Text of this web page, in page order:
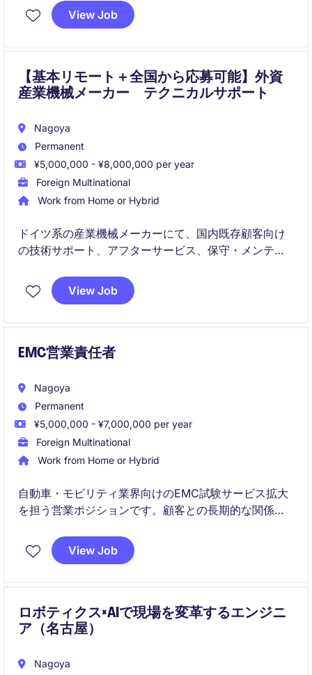
単なる保守ではなく、「この人がいないと回らない」
技術的ハブとして活躍いただきます。
View Job
【基本リモート＋全国から応募可能】外資
産業機械メーカー テクニカルサポート
Nagoya
Permanent
¥5,000,000 - ¥8,000,000 per year
Foreign Multinational
Work from Home or Hybrid
ドイツ系の産業機械メーカーにて、国内既存顧客向け
の技術サポート、アフターサービス、保守・メンテナ
す。
産業機械・設備に関する知見を活かしながら、顧客対
きます。
View Job
EMC営業責任者
Nagoya
Permanent
¥5,000,000 - ¥7,000,000 per year
Foreign Multinational
Work from Home or Hybrid
自動車・モビリティ業界向けのEMC試験サービス拡大
を担う営業ポジションです。顧客との長期的な関係構
ます。
View Job
ロボティクス×AIで現場を変革するエンジニ
ア（名古屋）
Nagoya